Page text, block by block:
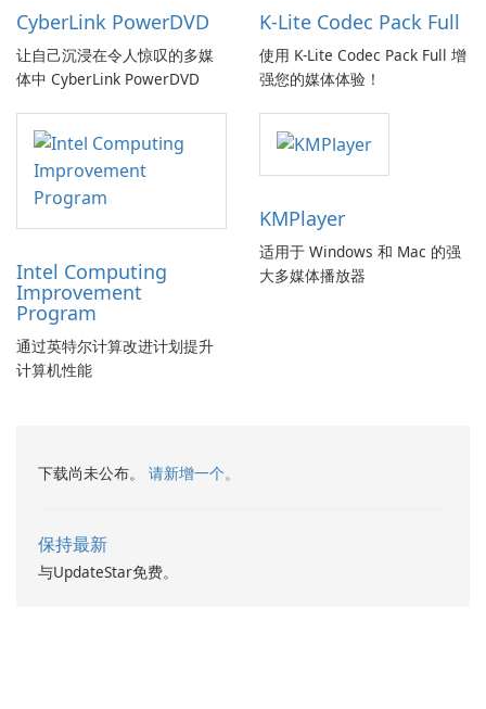
CyberLink PowerDVD
让自己沉浸在令人惊叹的多媒
体中 CyberLink PowerDVD
K-Lite Codec Pack Full
使用 K-Lite Codec Pack Full 增
强您的媒体体验！
Intel Computing
Improvement
Program
通过英特尔计算改进计划提升
计算机性能
KMPlayer
适用于 Windows 和 Mac 的强
大多媒体播放器
下载尚未公布。 请新增一个。
保持最新
与UpdateStar免费。